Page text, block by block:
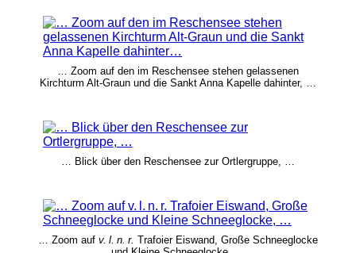
… Zoom auf den im Reschensee stehen gelassenen
Kirchturm Alt-Graun und die Sankt Anna Kapelle dahinter, …
… Blick über den Reschensee zur Ortlergruppe, …
… Zoom auf v. l. n. r. Trafoier Eiswand, Große Schneeglocke